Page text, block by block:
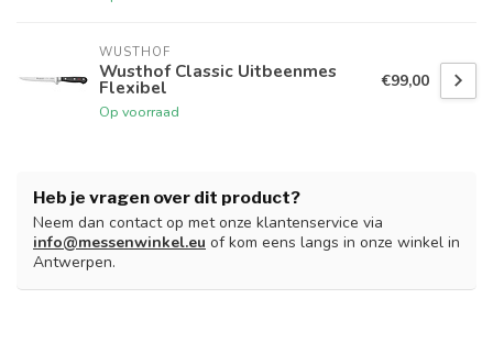
WUSTHOF
Wusthof Classic Uitbeenmes
Flexibel
Op voorraad
€99,00
Heb je vragen over dit product?
Neem dan contact op met onze klantenservice via
info@messenwinkel.eu of kom eens langs in onze winkel in
Antwerpen.